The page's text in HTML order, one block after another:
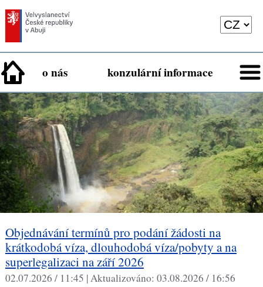
o nás konzulární informace
Objednávání termínů pro podání žádosti na
krátkodobá víza, dlouhodobá víza/pobyty a na
superlegalizaci na září 2026
02.07.2026 / 11:45 |Aktualizováno: 03.08.2026 / 16:56